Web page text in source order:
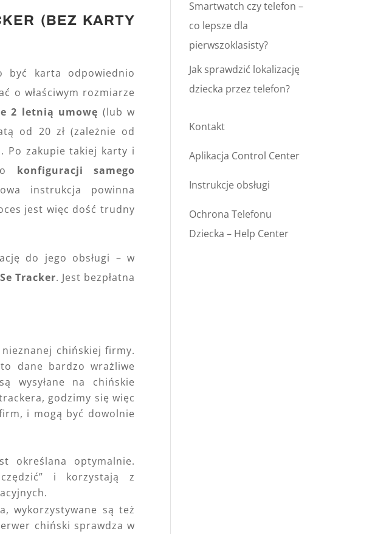
(BEZ KARTY
być karta odpowiednio
o właściwym rozmiarze
2 letnią umowę (lub w
od 20 zł (zależnie od
Po zakupie takiej karty i
o konfiguracji samego
instrukcja powinna
jest więc dość trudny
do jego obsługi – w
Tracker. Jest bezpłatna
chińskiej firmy.
dane bardzo wrażliwe
wysyłane na chińskie
godzimy się więc
i mogą być dowolnie
określana optymalnie.
i korzystają z
wykorzystywane są też
chiński sprawdza w
Smartwatch czy telefon –
co lepsze dla
pierwszoklasisty?
Jak sprawdzić lokalizację
dziecka przez telefon?
Kontakt
Aplikacja Control Center
Instrukcje obsługi
Ochrona Telefonu
Dziecka – Help Center